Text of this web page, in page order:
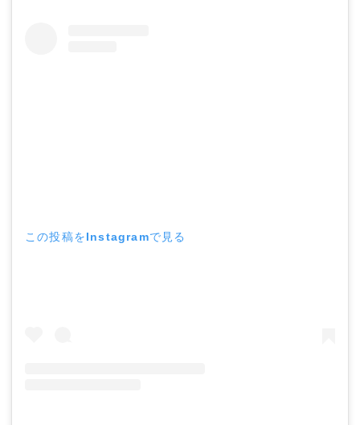
この投稿をInstagramで見る